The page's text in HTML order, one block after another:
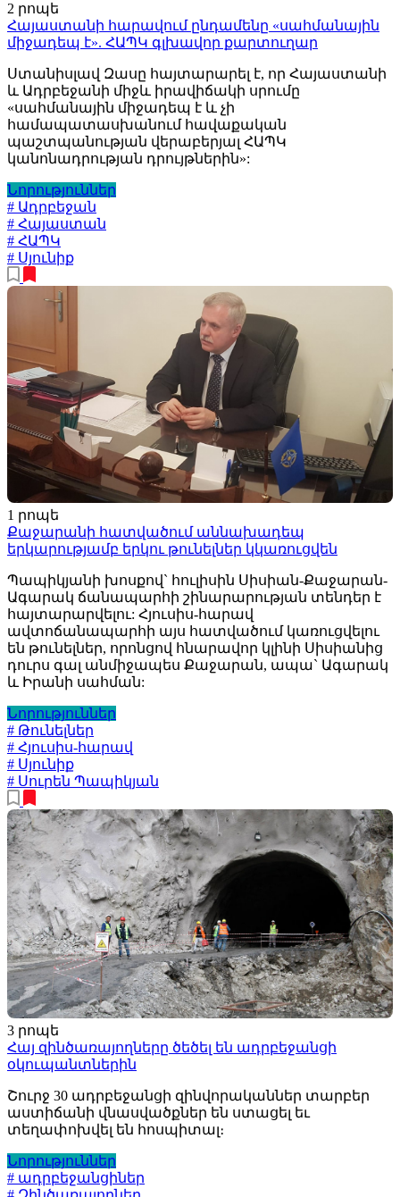
2 րոպե
Հայաստանի հարավում ընդամենը «սահմանային
միջադեպ է». ՀԱՊԿ գլխավոր քարտուղար
Ստանիսլավ Զասը հայտարարել է, որ Հայաստանի
և Ադրբեջանի միջև իրավիճակի սրումը
«սահմանային միջադեպ է և չի
համապատասխանում հավաքական
պաշտպանության վերաբերյալ ՀԱՊԿ
կանոնադրության դրույթներին»:
Նորություններ
# Ադրբեջան
# Հայաստան
# ՀԱՊԿ
# Սյունիք
1 րոպե
Քաջարանի հատվածում աննախադեպ
երկարությամբ երկու թունելներ կկառուցվեն
Պապիկյանի խոսքով` հուլիսին Սիսիան-Քաջարան-
Ագարակ ճանապարհի շինարարության տենդեր է
հայտարարվելու: Հյուսիս-հարավ
ավտոճանապարհի այս հատվածում կառուցվելու
են թունելներ, որոնցով հնարավոր կլինի Սիսիանից
դուրս գալ անմիջապես Քաջարան, ապա` Ագարակ
և Իրանի սահման:
Նորություններ
# Թունելներ
# Հյուսիս-հարավ
# Սյունիք
# Սուրեն Պապիկյան
3 րոպե
Հայ զինծառայողները ծեծել են ադրբեջանցի
օկուպանտներին
Շուրջ 30 ադրբեջանցի զինվորականներ տարբեր
աստիճանի վնասվածքներ են ստացել եւ
տեղափոխվել են հոսպիտալ։
Նորություններ
# ադրբեջանցիներ